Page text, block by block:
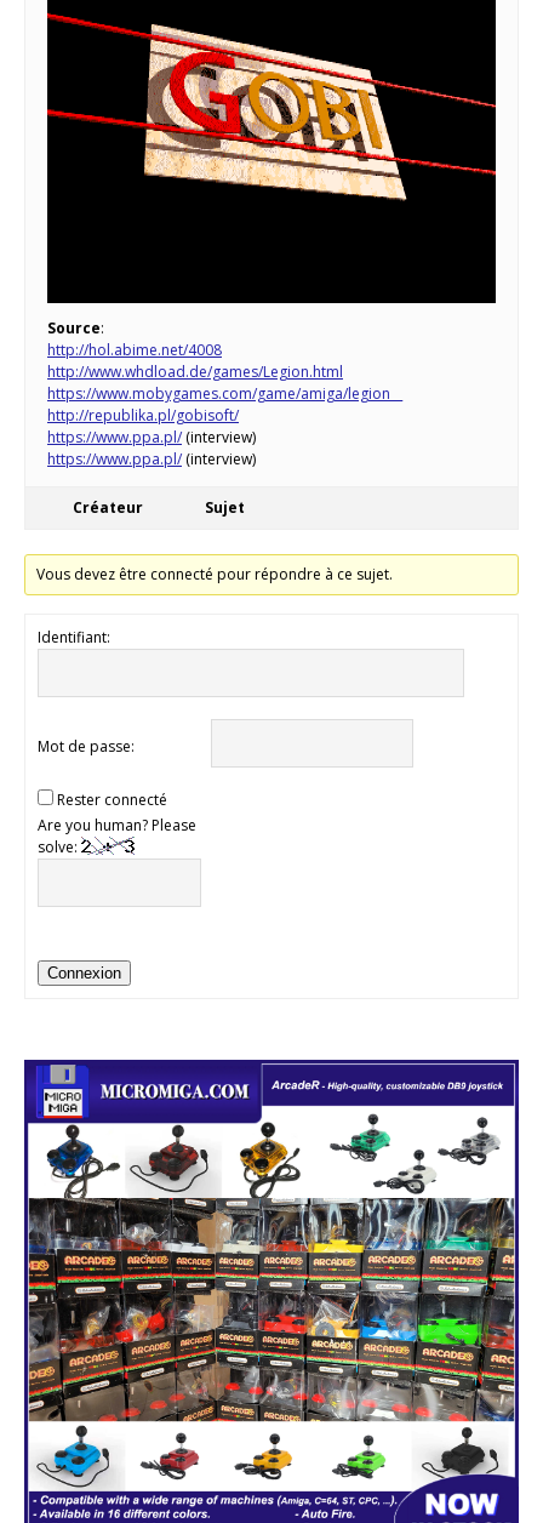
Source:
http://hol.abime.net/4008
http://www.whdload.de/games/Legion.html
https://www.mobygames.com/game/amiga/legion__
http://republika.pl/gobisoft/
https://www.ppa.pl/ (interview)
https://www.ppa.pl/ (interview)
Créateur Sujet
Vous devez être connecté pour répondre à ce sujet.
Identifiant:
Mot de passe:
Rester connecté
Are you human? Please
solve:
Connexion